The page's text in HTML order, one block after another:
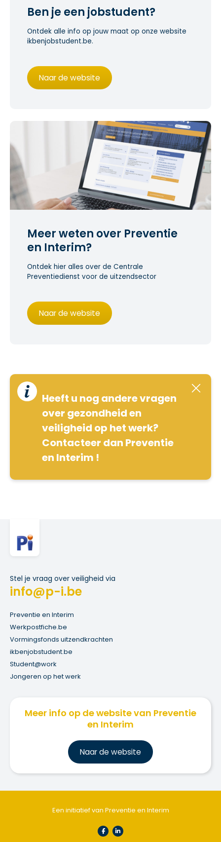
Ben je een jobstudent?
Ontdek alle info op jouw maat op onze website
ikbenjobstudent.be.
Naar de website
Meer weten over Preventie
en Interim?
Ontdek hier alles over de Centrale
Preventiedienst voor de uitzendsector
Naar de website
Heeft u nog andere vragen
over gezondheid en
veiligheid op het werk?
Contacteer dan Preventie
en Interim !
Stel je vraag over veiligheid via
info@p-i.be
Preventie en Interim
Werkpostfiche.be
Vormingsfonds uitzendkrachten
ikbenjobstudent.be
Student@work
Jongeren op het werk
Meer info op de website van Preventie
en Interim
Naar de website
Een initiatief van Preventie en Interim